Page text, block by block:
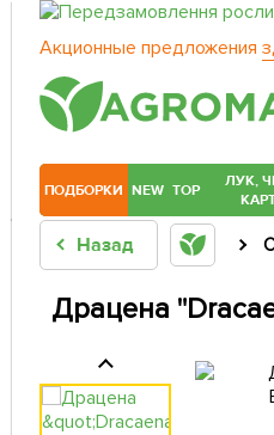
Акционные предложения
ПОДБОРКИ NEW TOP
ЛУК,
Назад
Драцена